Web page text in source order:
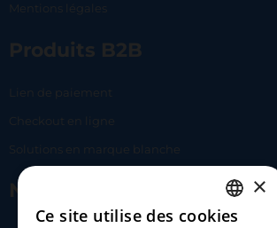
Mentions légales
Produits B2B
Lien de paiement
Checkout en ligne
Solutions en marque blanche
Nous contacter
FRENCH
×
Ce site utilise des cookies